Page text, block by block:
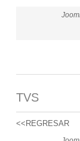
TVS
<<REGRESAR